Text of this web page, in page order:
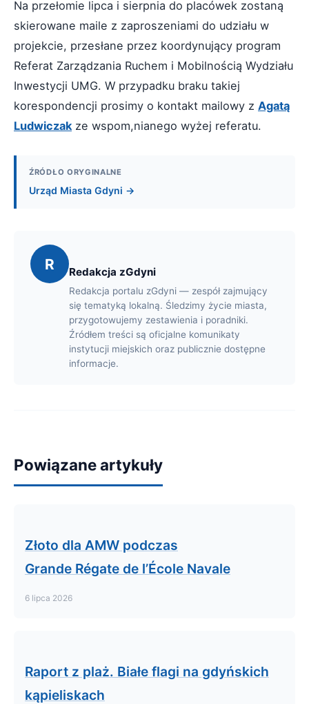
Na przełomie lipca i sierpnia do placówek zostaną
skierowane maile z zaproszeniami do udziału w
projekcie, przesłane przez koordynujący program
Referat Zarządzania Ruchem i Mobilnością Wydziału
Inwestycji UMG. W przypadku braku takiej
korespondencji prosimy o kontakt mailowy z Agatą
Ludwiczakze wspom,nianego wyżej referatu.
ŹRÓDŁO ORYGINALNE
Urząd Miasta Gdyni →
R Redakcja zGdyni
Redakcja portalu zGdyni — zespół zajmujący
się tematyką lokalną. Śledzimy życie miasta,
przygotowujemy zestawienia i poradniki.
Źródłem treści są oficjalne komunikaty
instytucji miejskich oraz publicznie dostępne
informacje.
Powiązane artykuły
Złoto dla AMW podczas
Grande Régate de l’École Navale
6 lipca 2026
Raport z plaż. Białe flagi na gdyńskich
kąpieliskach